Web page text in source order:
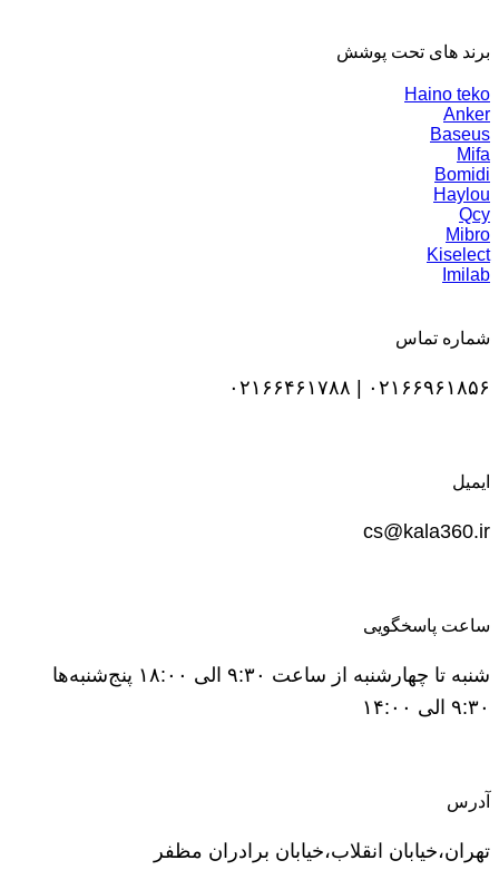
برند های تحت پوشش
Haino teko
Anker
Baseus
Mifa
Bomidi
Haylou
Qcy
Mibro
Kiselect
Imilab
شماره تماس
۰۲۱۶۶۹۶۱۸۵۶ | ۰۲۱۶۶۴۶۱۷۸۸
ایمیل
cs@kala360.ir
ساعت پاسخگویی
شنبه تا چهارشنبه از ساعت ۹:۳۰ الی ۱۸:۰۰ پنج‌شنبه‌ها
۹:۳۰ الی ۱۴:۰۰
آدرس
تهران،خیابان انقلاب،خیابان برادران مظفر